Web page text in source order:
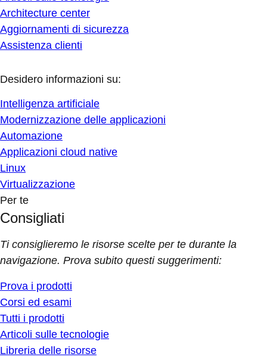
Architecture center
Aggiornamenti di sicurezza
Assistenza clienti
Desidero informazioni su:
Intelligenza artificiale
Modernizzazione delle applicazioni
Automazione
Applicazioni cloud native
Linux
Virtualizzazione
Per te
Consigliati
Ti consiglieremo le risorse scelte per te durante la
navigazione. Prova subito questi suggerimenti:
Prova i prodotti
Corsi ed esami
Tutti i prodotti
Articoli sulle tecnologie
Libreria delle risorse